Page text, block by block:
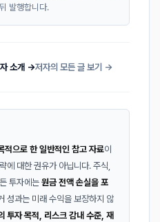
발행합니다.
자 소개 →저자의 모든 글 보기 →
적으로 한 일반적인 참고 자료이
에 대한 권유가 아닙니다. 주식,
투자에는 원금 전액 손실을 포
성과는 미래 수익을 보장하지 않
투자 목적, 리스크 감내 수준, 재